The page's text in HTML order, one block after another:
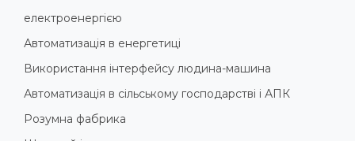
електроенергією
Автоматизація в енергетиці
Використання інтерфейсу людина-машина
Автоматизація в сільському господарстві і АПК
Розумна фабрика